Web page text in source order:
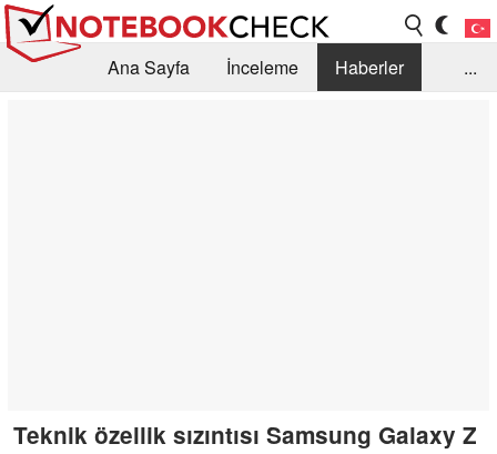
Ana Sayfa İnceleme
Haberler
...
Teknik özellik sızıntısı Samsung Galaxy Z